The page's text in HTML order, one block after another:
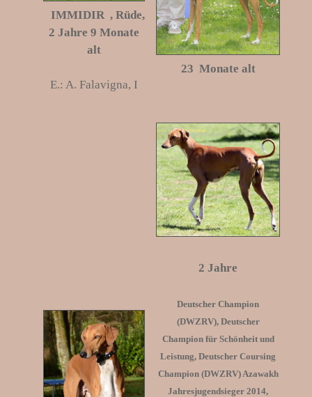
IMMIDIR , Rüde,
2 Jahre 9 Monate
alt
E.: A. Falavigna, I
23 Monate alt
2 Jahre
Deutscher Champion
(DWZRV), Deutscher
Champion für Schönheit und
Leistung, Deutscher Coursing
Champion (DWZRV) Azawakh
Jahresjugendsieger 2014,